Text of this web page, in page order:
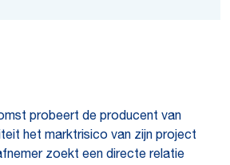
probeert de producent van
het marktrisico van zijn project
zoekt een directe relatie